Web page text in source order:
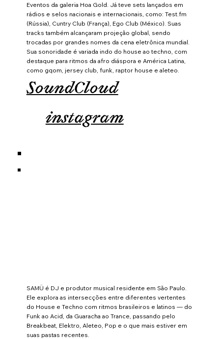
Eventos da galeria Hoa Gold. Já teve sets lançados em
rádios e selos nacionais e internacionais, como: Test.fm
(Rússia), Cuntry Club (França), Ego Club (México). Suas
tracks também alcançaram projeção global, sendo
trocadas por grandes nomes da cena eletrônica mundial.
Sua sonoridade é variada indo do house ao techno, com
destaque para ritmos da afro diáspora e América Latina,
como gqom, jersey club, funk, raptor house e aleteo.
SoundCloud
instagram
SAMÜ é DJ e produtor musical residente em São Paulo.
Ele explora as intersecções entre diferentes vertentes
do House e Techno com ritmos brasileiros e latinos — do
Funk ao Acid, da Guaracha ao Trance, passando pelo
Breakbeat, Elektro, Aleteo, Pop e o que mais estiver em
suas pastas recentes.